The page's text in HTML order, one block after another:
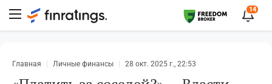
14
Главная Личные финансы 28 окт. 2025 г., 22:53